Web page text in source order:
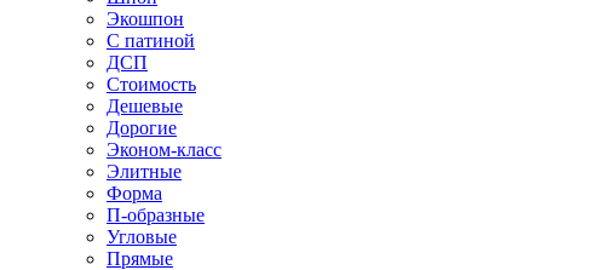
Экошпон
С патиной
ДСП
Стоимость
Дешевые
Дорогие
Эконом-класс
Элитные
Форма
П-образные
Угловые
Прямые